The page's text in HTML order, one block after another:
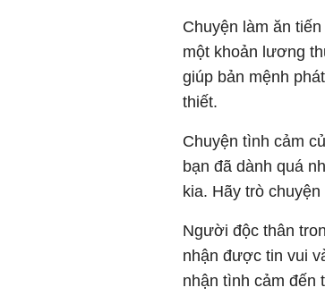
Chuyện làm ăn
một khoản lương
giúp bản mệnh
thiết.
Chuyện tình cảm
bạn đã dành quá
kia. Hãy trò
Người độc thân
nhận được tin vui
nhận tình cảm đến